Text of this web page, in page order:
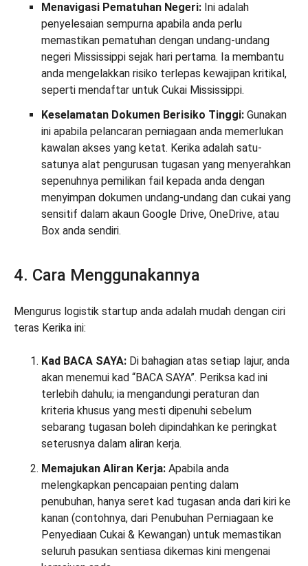
Menavigasi Pematuhan Negeri: Ini adalah
penyelesaian sempurna apabila anda perlu
memastikan pematuhan dengan undang-undang
negeri Mississippi sejak hari pertama. Ia membantu
anda mengelakkan risiko terlepas kewajipan kritikal,
seperti mendaftar untuk Cukai Mississippi.
Keselamatan Dokumen Berisiko Tinggi: Gunakan
ini apabila pelancaran perniagaan anda memerlukan
kawalan akses yang ketat. Kerika adalah satu-
satunya alat pengurusan tugasan yang menyerahkan
sepenuhnya pemilikan fail kepada anda dengan
menyimpan dokumen undang-undang dan cukai yang
sensitif dalam akaun Google Drive, OneDrive, atau
Box anda sendiri.
4. Cara Menggunakannya
Mengurus logistik startup anda adalah mudah dengan ciri
teras Kerika ini:
Kad BACA SAYA: Di bahagian atas setiap lajur, anda
akan menemui kad “BACA SAYA”. Periksa kad ini
terlebih dahulu; ia mengandungi peraturan dan
kriteria khusus yang mesti dipenuhi sebelum
sebarang tugasan boleh dipindahkan ke peringkat
seterusnya dalam aliran kerja.
Memajukan Aliran Kerja: Apabila anda
melengkapkan pencapaian penting dalam
penubuhan, hanya seret kad tugasan anda dari kiri ke
kanan (contohnya, dari Penubuhan Perniagaan ke
Penyediaan Cukai & Kewangan) untuk memastikan
seluruh pasukan sentiasa dikemas kini mengenai